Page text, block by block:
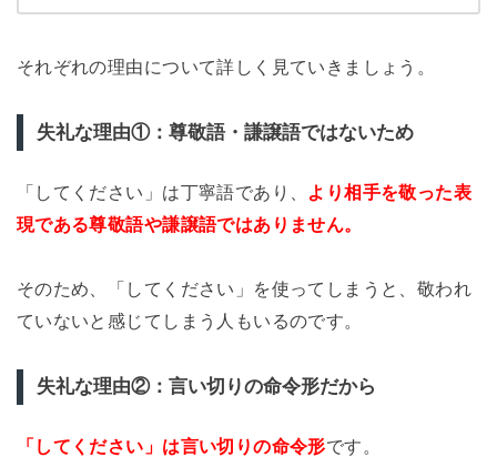
それぞれの理由について詳しく見ていきましょう。
失礼な理由①：尊敬語・謙譲語ではないため
「してください」は丁寧語であり、 より相手を敬った表
現である尊敬語や謙譲語ではありません。
そのため、「してください」を使ってしまうと、敬われ
ていないと感じてしまう人もいるのです。
失礼な理由②：言い切りの命令形だから
「してください」は言い切りの命令形です。